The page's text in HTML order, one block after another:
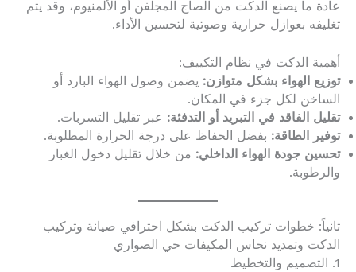
عادة ما يصنع الدكت من الصاج المجلفن أو الألمنيوم، وقد يتم
تغليفه بعوازل حرارية وصوتية لتحسين الأداء.
أهمية الدكت في نظام التكييف:
توزيع الهواء بشكل متوازن: يضمن وصول الهواء البارد أو
الساخن لكل جزء في المكان.
تقليل الفاقد في التبريد أو التدفئة: عبر تقليل التسربات.
توفير الطاقة: بفضل الحفاظ على درجة الحرارة المطلوبة.
تحسين جودة الهواء الداخلي: من خلال تقليل دخول الغبار
والرطوبة.
ثانياً: خطوات تركيب الدكت بشكل احترافي صيانة وتركيب
الدكت وتمديد نحاس المكيفات حي الصواري
1. التصميم والتخطيط